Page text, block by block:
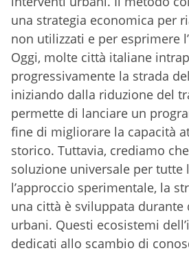
una strategia economica per
non utilizzati e per esprimere
Oggi, molte città italiane
progressivamente la strada
iniziando dalla riduzione del
permette di lanciare un
fine di migliorare la capacità
storico. Tuttavia, crediamo
soluzione universale per tutte
l’approccio sperimentale, la
una città è sviluppata durante
urbani. Questi ecosistemi
dedicati allo scambio di